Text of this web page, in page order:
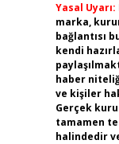
Yasal Uyarı:
marka,
bağlantısı
kendi
haber
ve kişiler
Gerçek
tamamen
halindedir